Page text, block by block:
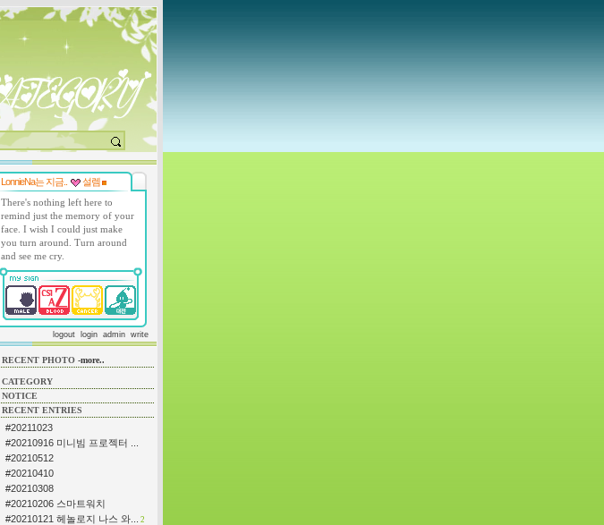
LonnieNa는 지금..
설렘
There's nothing left here to
remind just the memory of your
face. I wish I could just make
you turn around. Turn around
and see me cry.
logout login admin write
RECENT PHOTO -more..
CATEGORY
NOTICE
RECENT ENTRIES
#20211023
#20210916 미니빔 프로젝터 ...
#20210512
#20210410
#20210308
#20210206 스마트워치
#20210121 헤놀로지 나스 와...
2